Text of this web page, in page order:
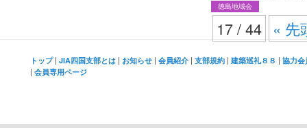
徳島地域会
17 / 44 « 先
トップ| JIA四国支部とは | お知らせ | 会員紹介 | 支部規約 | 建築巡礼８８ | 協力会
| 会員専用ページ